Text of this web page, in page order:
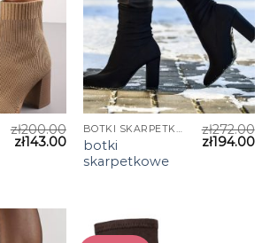
zł200.00
zł143.00
BOTKI SKARPETKOWE
botki
skarpetkowe
zł272.00
zł194.00